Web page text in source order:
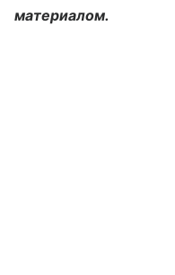
материалом.